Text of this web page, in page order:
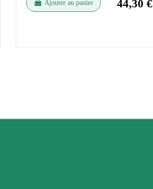
Ajouter au panier 44,30 €